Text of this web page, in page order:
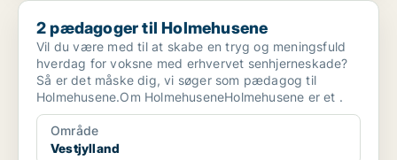
2 pædagoger til Holmehusene
2 pædagoger til Holmehusene
Vil du være med til at skabe en tryg og meningsfuld
hverdag for voksne med erhvervet senhjerneskade?
Så er det måske dig, vi søger som pædagog til
Holmehusene.Om HolmehuseneHolmehusene er et .
Område
Vestjylland